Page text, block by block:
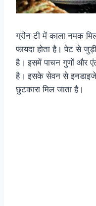
ग्रीन टी में काला नमक
फायदा होता है। पेट से
है। इसमें पाचन गुणों और
है। इसके सेवन से
छुटकारा मिल जाता है।